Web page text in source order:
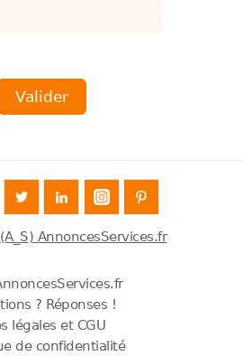
(A_S) AnnoncesServices.fr
? Réponses !
légales et CGU
de confidentialité